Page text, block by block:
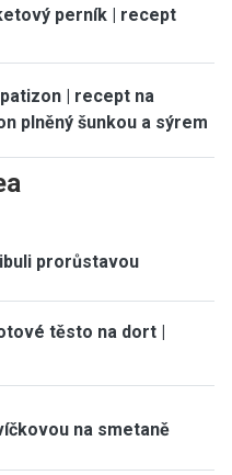
perník | recept
| recept na
plněný šunkou a sýrem
prorůstavou
těsto na dort |
na smetaně